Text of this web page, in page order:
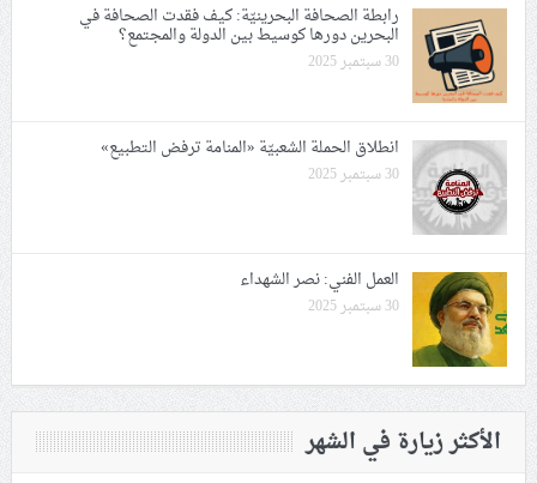
رابطة الصحافة البحرينيّة: كيف فقدت الصحافة في
البحرين دورها كوسيط بين الدولة والمجتمع؟
30 سبتمبر 2025
انطلاق الحملة الشعبيّة «المنامة ترفض التطبيع»
30 سبتمبر 2025
العمل الفني: نصر الشهداء
30 سبتمبر 2025
الأكثر زيارة في الشهر